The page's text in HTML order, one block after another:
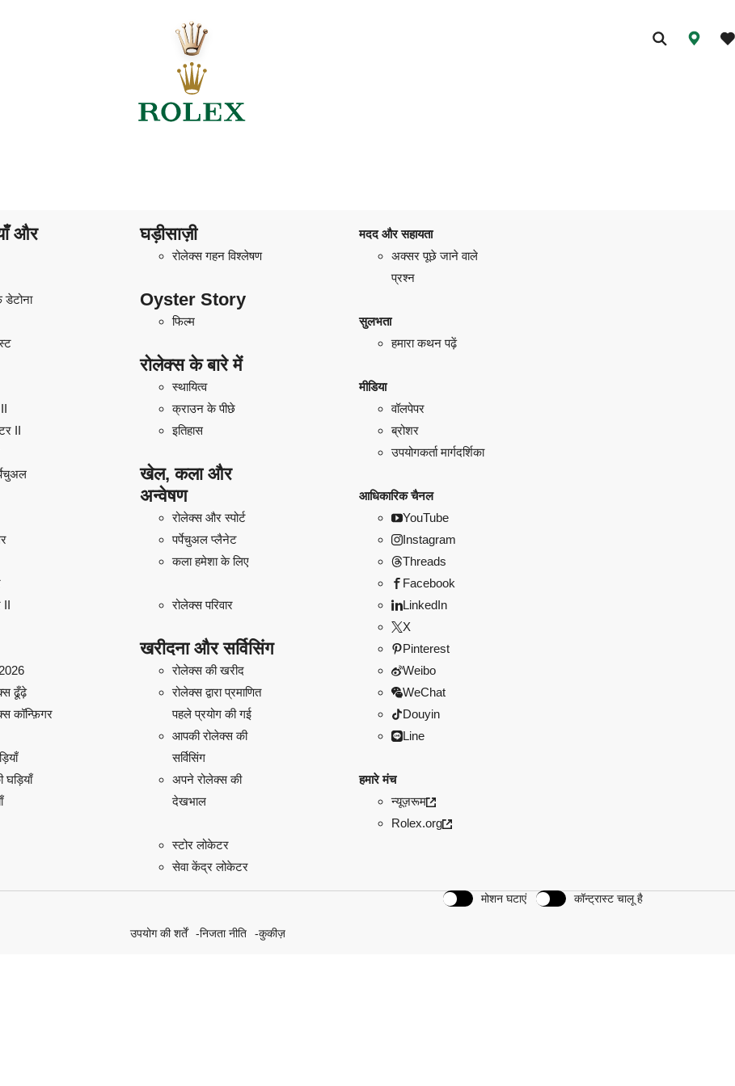
और
डेटोना
II
II
ढूँढ़े
कॉन्फ़िगर
घड़ियाँ
घड़ीसाज़ी
रोलेक्स गहन विश्लेषण
Oyster Story
फिल्म
रोलेक्स के बारे में
स्थायित्व
क्राउन के पीछे
इतिहास
खेल, कला और
अन्वेषण
रोलेक्स और स्पोर्ट
पर्पेचुअल प्लैनेट
कला हमेशा के लिए
रोलेक्स परिवार
खरीदना और सर्विसिंग
रोलेक्स की खरीद
रोलेक्स द्वारा प्रमाणित
पहले प्रयोग की गई
आपकी रोलेक्स की
सर्विसिंग
अपने रोलेक्स की
देखभाल
स्टोर लोकेटर
सेवा केंद्र लोकेटर
मदद और सहायता
अक्सर पूछे जाने वाले
प्रश्न
सुलभता
हमारा कथन पढ़ें
मीडिया
वॉलपेपर
ब्रोशर
उपयोगकर्ता मार्गदर्शिका
आधिकारिक चैनल
YouTube
Instagram
Threads
Facebook
LinkedIn
X
Pinterest
Weibo
WeChat
Douyin
Line
हमारे मंच
न्यूज़रूम
Rolex.org
मोशन घटाएं कॉन्ट्रास्ट चालू है
उपयोग की शर्तें निजता नीति कुकीज़